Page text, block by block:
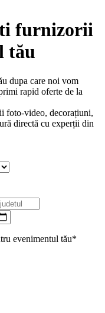
furnizorii
tău
dupa care noi vom
rapid oferte de la
foto-video, decorațiuni,
directă cu experții din
evenimentul tău*